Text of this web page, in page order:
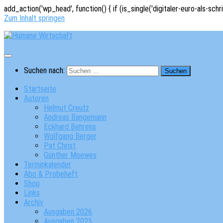
add_action('wp_head', function() { if (is_single('digitaler-euro-als-
Zum Inhalt springen
Suchen nach:
Startseite
Autoren
Helmut Creutz
Andreas Bangemann
Eckhard Behrens
Wolfgang Berger
Pat Christ
Günther Moewes
Terminkalender
Abo & Probeheft
Shop
Links
Archiv
Ausgaben 2026